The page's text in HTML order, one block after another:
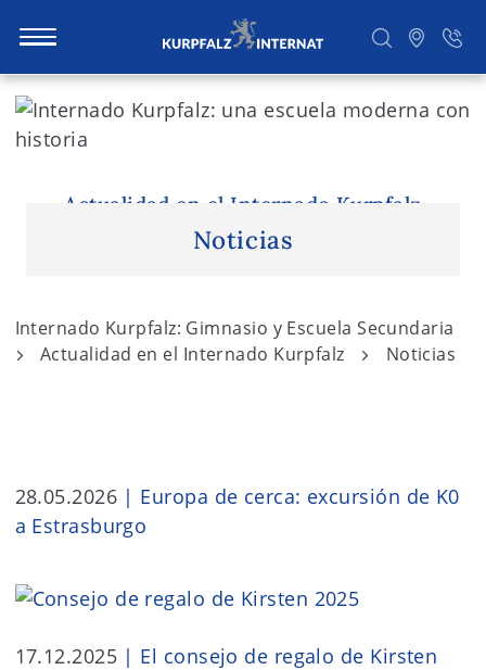
S
Actualidad en el Internado Kurpfalz
Noticias
Internado Kurpfalz: Gimnasio y Escuela Secundaria
Actualidad en el Internado Kurpfalz
Noticias
28.05.2026 | Europa de cerca: excursión de K0
a Estrasburgo
17.12.2025 | El consejo de regalo de Kirsten